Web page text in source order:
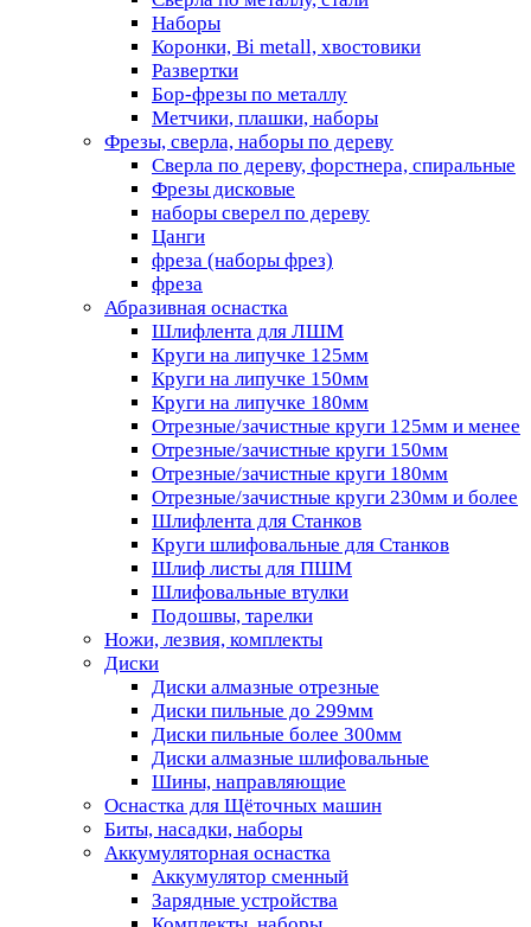
Наборы
Коронки, Bi metall, хвостовики
Развертки
Бор-фрезы по металлу
Метчики, плашки, наборы
Фрезы, сверла, наборы по дереву
Сверла по дереву, форстнера, спиральные
Фрезы дисковые
наборы сверел по дереву
Цанги
фреза (наборы фрез)
фреза
Абразивная оснастка
Шлифлента для ЛШМ
Круги на липучке 125мм
Круги на липучке 150мм
Круги на липучке 180мм
Отрезные/зачистные круги 125мм и менее
Отрезные/зачистные круги 150мм
Отрезные/зачистные круги 180мм
Отрезные/зачистные круги 230мм и более
Шлифлента для Станков
Круги шлифовальные для Станков
Шлиф листы для ПШМ
Шлифовальные втулки
Подошвы, тарелки
Ножи, лезвия, комплекты
Диски
Диски алмазные отрезные
Диски пильные до 299мм
Диски пильные более 300мм
Диски алмазные шлифовальные
Шины, направляющие
Оснастка для Щёточных машин
Биты, насадки, наборы
Аккумуляторная оснастка
Аккумулятор сменный
Зарядные устройства